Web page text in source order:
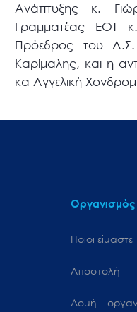
Ανάπτυξης κ.
Γραμματέας ΕΟΤ
Πρόεδρος του
Καρίμαλης, και η
κα Αγγελική
Οργανισμός
Ποιοι είμαστε
Αποστολή
Δομή –